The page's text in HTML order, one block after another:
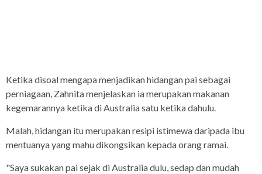
Ketika disoal mengapa menjadikan hidangan pai sebagai
perniagaan, Zahnita menjelaskan ia merupakan makanan
kegemarannya ketika di Australia satu ketika dahulu.
Malah, hidangan itu merupakan resipi istimewa daripada ibu
mentuanya yang mahu dikongsikan kepada orang ramai.
"Saya sukakan pai sejak di Australia dulu, sedap dan mudah